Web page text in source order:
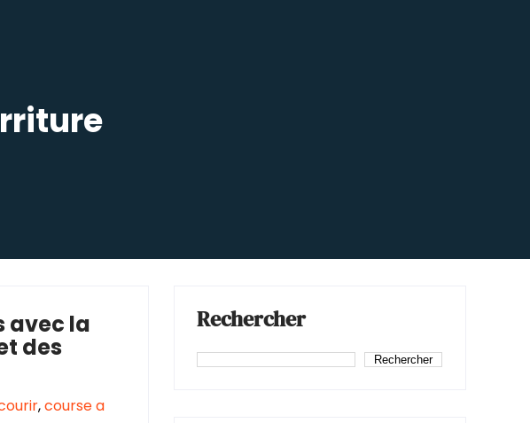
avec la
des
,course a
Rechercher
Rechercher